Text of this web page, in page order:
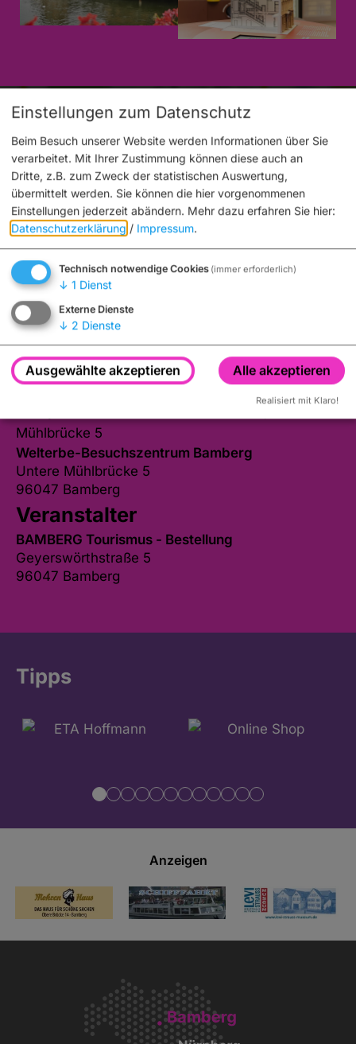
Möchten Sie von „OpenStreetMap/Leaflet“ bereitgestellte
externe Inhalte laden?
Ja Immer
Mühlbrücke 5
Welterbe-Besuchszentrum Bamberg
Untere Mühlbrücke 5
96047 Bamberg
Veranstalter
BAMBERG Tourismus - Bestellung
Geyerswörthstraße 5
96047 Bamberg
Tipps
Anzeigen
Einstellungen zum Datenschutz
Beim Besuch unserer Website werden Informationen über Sie
verarbeitet. Mit Ihrer Zustimmung können diese auch an
Dritte, z.B. zum Zweck der statistischen Auswertung,
übermittelt werden. Sie können die hier vorgenommenen
Einstellungen jederzeit abändern. Mehr dazu erfahren Sie hier:
Datenschutzerklärung / Impressum.
Technisch notwendige Cookies (immer erforderlich)
↓ 1 Dienst
Externe Dienste
↓ 2 Dienste
Ausgewählte akzeptieren Alle akzeptieren
Realisiert mit Klaro!